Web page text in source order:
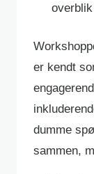
overblik
er kendt
dumme
sammen,